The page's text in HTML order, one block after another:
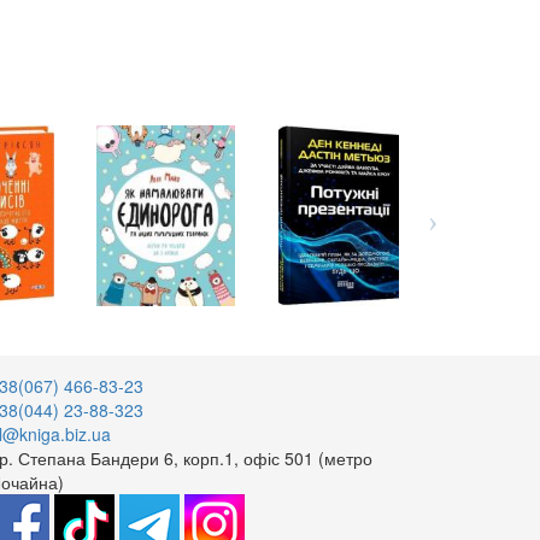
466-83-23
23-88-323
Степана Бандери 6, корп.1, офіс 501 (метро